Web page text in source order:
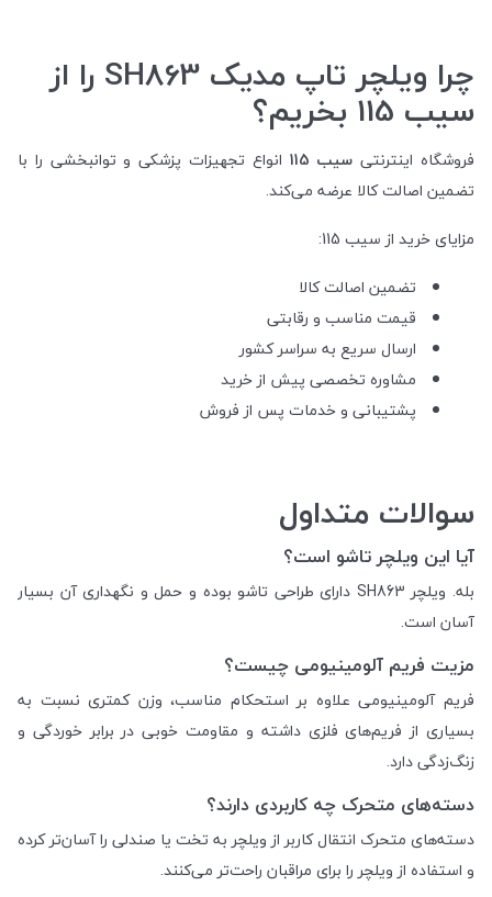
چرا ویلچر تاپ مدیک SH863 را از
سیب 115 بخریم؟
فروشگاه اینترنتی سیب 115
انواع تجهیزات پزشکی و توانبخشی را با
تضمین اصالت کالا عرضه می‌کند.
مزایای خرید از سیب 115:
تضمین اصالت کالا
قیمت مناسب و رقابتی
ارسال سریع به سراسر کشور
مشاوره تخصصی پیش از خرید
پشتیبانی و خدمات پس از فروش
سوالات متداول
آیا این ویلچر تاشو است؟
بله. ویلچر SH863 دارای طراحی تاشو بوده و حمل و نگهداری آن بسیار
آسان است.
مزیت فریم آلومینیومی چیست؟
فریم آلومینیومی علاوه بر استحکام مناسب، وزن کمتری نسبت به
بسیاری از فریم‌های فلزی داشته و مقاومت خوبی در برابر خوردگی و
زنگ‌زدگی دارد.
دسته‌های متحرک چه کاربردی دارند؟
دسته‌های متحرک انتقال کاربر از ویلچر به تخت یا صندلی را آسان‌تر کرده
و استفاده از ویلچر را برای مراقبان راحت‌تر می‌کنند.